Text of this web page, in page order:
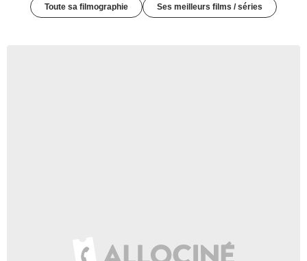
Toute sa filmographie Ses meilleurs films / séries